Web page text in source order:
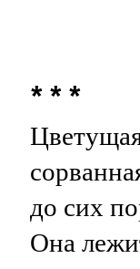
* * *
до сих
Она